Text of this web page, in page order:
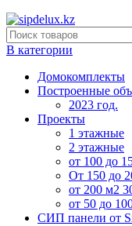
В категории
Домокомплекты
Построенные
2023 год.
Проекты
1 этажные
2 этажные
от 100 до
От 150 до
от 200 м2
от 50 до
СИП панели от